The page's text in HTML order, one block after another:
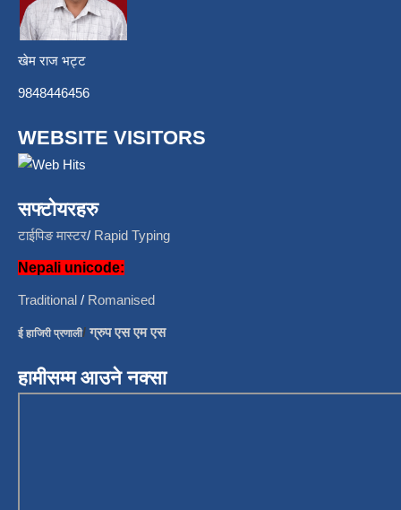
खेम राज भट्ट
9848446456
WEBSITE VISITORS
सफ्टोयरहरु
टाईपिङ मास्टर/ Rapid Typing
Nepali unicode:
Traditional / Romanised
ई हाजिरी प्रणाली/ग्रुप एस एम एस
हामीसम्म आउने नक्सा